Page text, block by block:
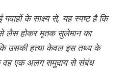
के साक्ष्य से, यह स्पष्ट है कि
से लैस होकर मृतक सुलेमान का
उसकी हत्या केवल इस तथ्य के
वह एक अलग समुदाय से संबंध